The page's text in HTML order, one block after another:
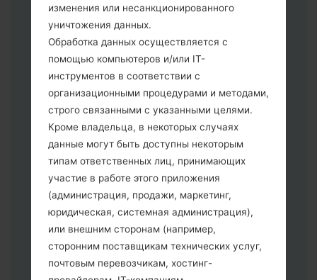
Скачайте на свой ПК:Odin 3.
Далее загрузите и распакуйте файл
прошивки.
Вам необходимо 1 (Выбрать 1 файл
прошивки здесь) или 5 (Выбрать 5
файл прошивки здесь) файлов для
прошивки:
AP: "System & Recovery"
CP: "Modem & Radio"
изменения или несанкционированного
уничтожения данных.
Обработка данных осуществляется с
помощью компьютеров и/или IT-
инструментов в соответствии с
организационными процедурами и методами,
строго связанными с указанными целями.
Кроме владельца, в некоторых случаях
данные могут быть доступны некоторым
типам ответственных лиц, принимающих
участие в работе этого приложения
(администрация, продажи, маркетинг,
юридическая, системная администрация),
или внешним сторонам (например,
сторонним поставщикам технических услуг,
почтовым перевозчикам, хостинг-